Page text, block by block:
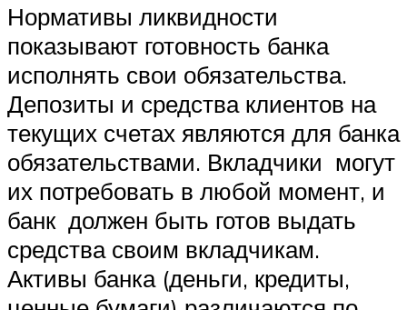
Нормативы ликвидности
показывают готовность банка
исполнять свои обязательства.
Депозиты и средства клиентов на
текущих счетах являются для банка
обязательствами. Вкладчики могут
их потребовать в любой момент, и
банк должен быть готов выдать
средства своим вкладчикам.
Активы банка (деньги, кредиты,